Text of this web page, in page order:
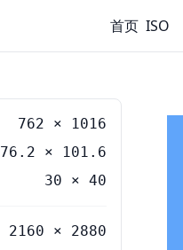
首页 ISO
762 × 1016
76.2 × 101.6
30 × 40
2160 × 2880